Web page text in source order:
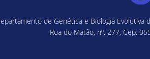
de Genética e Biologia Evolutiva
Rua do Matão, nº. 277, Cep: